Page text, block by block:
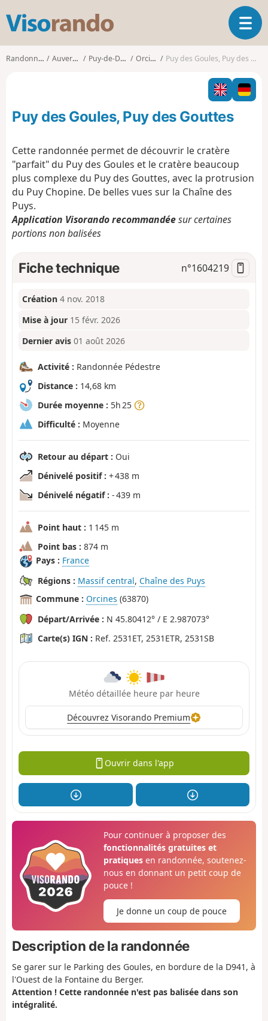
s
o
o
O
u
i
r
l
g
Randonnées Auvergne Puy-de-Dôme Orcines Puy des Goules, Puy des Gouttes
Puy des Goules, Puy des Gouttes
Cette randonnée permet de découvrir le cratère
"parfait" du Puy des Goules et le cratère beaucoup
plus complexe du Puy des Gouttes, avec la protrusion
du Puy Chopine. De belles vues sur la Chaîne des
Puys.
Application Visorando recommandéesur certaines
portions non balisées
Fiche technique n°1604219
Création 4 nov. 2018
Mise à jour 15 févr. 2026
Dernier avis 01 août 2026
Activité : Randonnée Pédestre
Distance : 14,68 km
Durée moyenne : 5h 25
Difficulté : Moyenne
Retour au départ : Oui
Dénivelé positif : + 438 m
Dénivelé négatif : - 439 m
Point haut : 1 145 m
Point bas : 874 m
Pays : France
Régions : Massif central, Chaîne des Puys
Commune : Orcines (63870)
Départ/Arrivée : N 45.80412° / E 2.987073°
Carte(s) IGN : Ref. 2531ET, 2531ETR, 2531SB
Météo détaillée heure par heure
Découvrez Visorando Premium
Ouvrir dans l'app
Pour continuer à proposer des
fonctionnalités gratuites et
pratiquesen randonnée, soutenez-
nous en donnant un petit coup de
pouce !
Je donne un coup de pouce
Description de la randonnée
Se garer sur le Parking des Goules, en bordure de la D941, à
l'Ouest de la Fontaine du Berger.
Attention ! Cette randonnée n'est pas balisée dans son
intégralité.